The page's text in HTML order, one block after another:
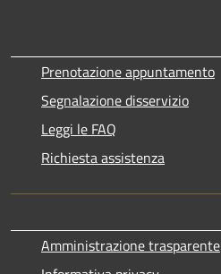
Prenotazione appuntamento
Segnalazione disservizio
Leggi le FAQ
Richiesta assistenza
Amministrazione trasparente